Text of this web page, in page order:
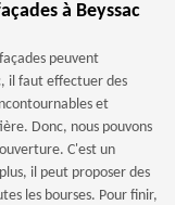
à Beyssac
peuvent
il faut effectuer des
et
Donc, nous pouvons
C'est un
il peut proposer des
les bourses. Pour finir,